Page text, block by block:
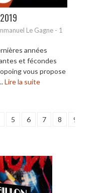
Le Gagne - 1
années
et fécondes
vous propose
Lire la suite
5 6 7 8 9